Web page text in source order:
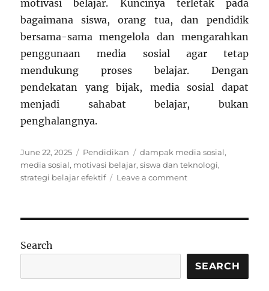
motivasi belajar. Kuncinya terletak pada
bagaimana siswa, orang tua, dan pendidik
bersama-sama mengelola dan mengarahkan
penggunaan media sosial agar tetap
mendukung proses belajar. Dengan
pendekatan yang bijak, media sosial dapat
menjadi sahabat belajar, bukan
penghalangnya.
Posted
on
June 22, 2025 Categories
Pendidikan Tags
dampak media sosial,
media sosial, motivasi belajar,siswa dan teknologi,
strategi belajar efektif
Leave a commenton
Belajar
Siswa
Search
SEARCH